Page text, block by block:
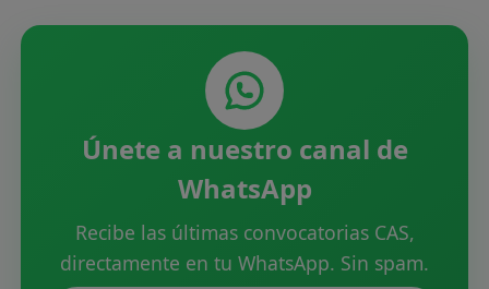
Únete a nuestro canal de
WhatsApp
Recibe las últimas convocatorias CAS,
directamente en tu WhatsApp. Sin spam.